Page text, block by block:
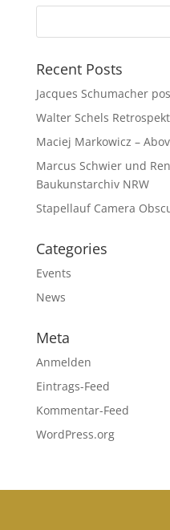
Recent Posts
Jacques Schumacher
Walter Schels
Maciej Markowicz –
Marcus Schwier und
Baukunstarchiv NRW
Stapellauf Camera
Categories
Events
News
Meta
Anmelden
Eintrags-Feed
Kommentar-Feed
WordPress.org